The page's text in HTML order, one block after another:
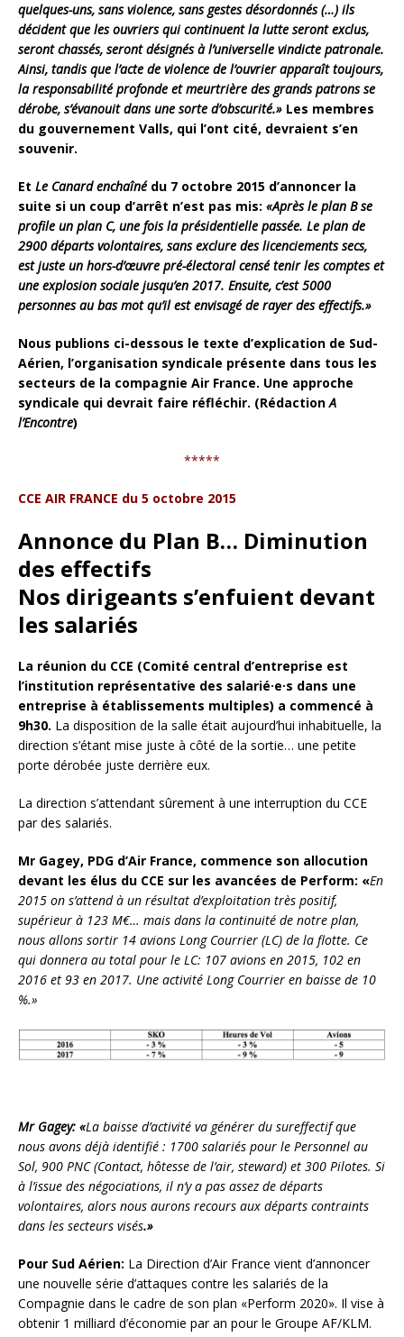
quelques-uns, sans violence, sans gestes désordonnés (…) ils
décident que les ouvriers qui continuent la lutte seront exclus,
seront chassés, seront désignés à l’universelle vindicte patronale.
Ainsi, tandis que l’acte de violence de l’ouvrier apparaît toujours,
la responsabilité profonde et meurtrière des grands patrons se
dérobe, s’évanouit dans une sorte d’obscurité.» Les membres
du gouvernement Valls, qui l’ont cité, devraient s’en
souvenir.
Et Le Canard enchaînédu 7 octobre 2015 d’annoncer la
suite si un coup d’arrêt n’est pas mis: «Après le plan B se
profile un plan C, une fois la présidentielle passée. Le plan de
2900 départs volontaires, sans exclure des licenciements secs,
est juste un hors-d’œuvre pré-électoral censé tenir les comptes et
une explosion sociale jusqu’en 2017. Ensuite, c’est 5000
personnes au bas mot qu’il est envisagé de rayer des effectifs.»
Nous publions ci-dessous le texte d’explication de Sud-
Aérien, l’organisation syndicale présente dans tous les
secteurs de la compagnie Air France. Une approche
syndicale qui devrait faire réfléchir. (RédactionA
l’Encontre)
*****
CCE AIR FRANCE du 5 octobre 2015
Annonce du Plan B… Diminution
des effectifs
Nos dirigeants s’enfuient devant
les salariés
La réunion du CCE (Comité central d’entreprise est
l’institution représentative des salarié·e·s dans une
entreprise à établissements multiples) a commencé à
9h30. La disposition de la salle était aujourd’hui inhabituelle, la
direction s’étant mise juste à côté de la sortie… une petite
porte dérobée juste derrière eux.
La direction s’attendant sûrement à une interruption du CCE
par des salariés.
Mr Gagey, PDG d’Air France, commence son allocution
devant les élus du CCE sur les avancées de Perform: «En
2015 on s’attend à un résultat d’exploitation très positif,
supérieur à 123 M€… mais dans la continuité de notre plan,
nous allons sortir 14 avions Long Courrier (LC) de la flotte. Ce
qui donnera au total pour le LC: 107 avions en 2015, 102 en
2016 et 93 en 2017. Une activité Long Courrier en baisse de 10
%.»
Mr Gagey: «La baisse d’activité va générer du sureffectif que
nous avons déjà identifié : 1700 salariés pour le Personnel au
Sol, 900 PNC (Contact, hôtesse de l’air, steward) et 300 Pilotes. Si
à l’issue des négociations, il n’y a pas assez de départs
volontaires, alors nous aurons recours aux départs contraints
dans les secteurs visés.»
Pour Sud Aérien: La Direction d’Air France vient d’annoncer
une nouvelle série d’attaques contre les salariés de la
Compagnie dans le cadre de son plan «Perform 2020». Il vise à
obtenir 1 milliard d’économie par an pour le Groupe AF/KLM.